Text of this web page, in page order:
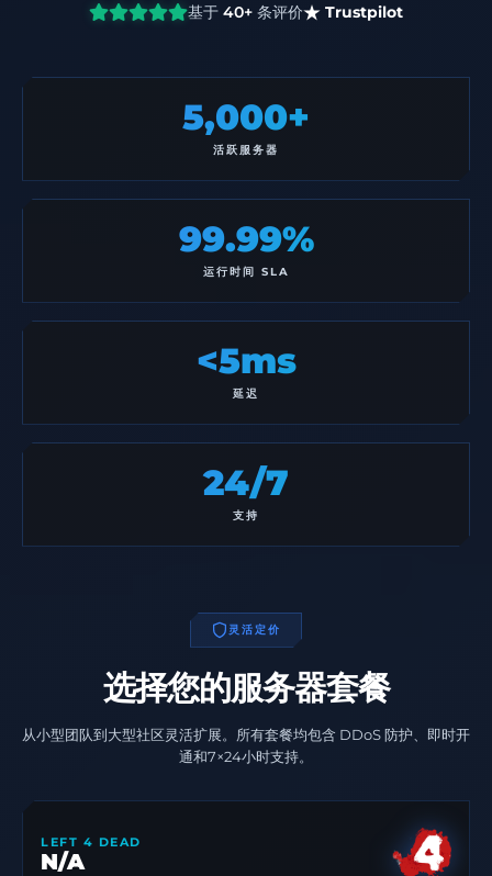
基于 40+ 条评价 Trustpilot
5,000+
活跃服务器
99.99%
运行时间 SLA
<5ms
延迟
24/7
支持
灵活定价
选择您的服务器套餐
从小型团队到大型社区灵活扩展。所有套餐均包含 DDoS 防护、即时开
通和7×24小时支持。
LEFT 4 DEAD
N/A